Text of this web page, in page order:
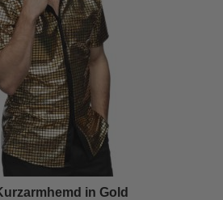
in Gold